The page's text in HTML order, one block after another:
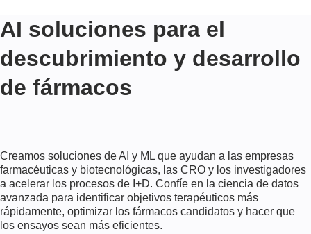
AI soluciones para el
descubrimiento y desarrollo
de fármacos
Creamos soluciones de AI y ML que ayudan a las empresas
farmacéuticas y biotecnológicas, las CRO y los investigadores
a acelerar los procesos de I+D. Confíe en la ciencia de datos
avanzada para identificar objetivos terapéuticos más
rápidamente, optimizar los fármacos candidatos y hacer que
los ensayos sean más eficientes.